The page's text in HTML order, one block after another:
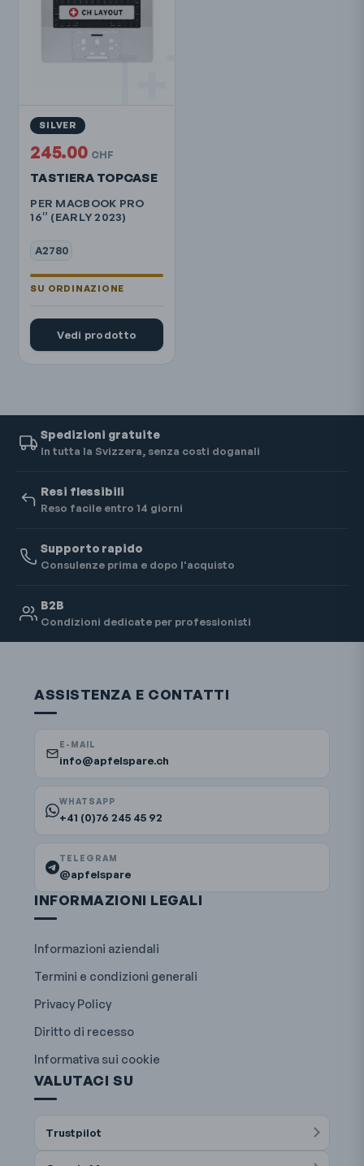
TASTIERA TOPCASE
PER MACBOOK PRO
16″ (EARLY 2023)
A2780
SILVER
245.00 CHF
Vedi prodotto
Spedizioni gratuite
In tutta la Svizzera, senza costi doganali
Resi flessibili
Reso facile entro 14 giorni
Supporto rapido
Consulenze prima e dopo l'acquisto
B2B
Condizioni dedicate per professionisti
ASSISTENZA E CONTATTI
E-MAIL
info@apfelspare.ch
WHATSAPP
+41 (0)76 245 45 92
TELEGRAM
@apfelspare
INFORMAZIONI LEGALI
Informazioni aziendali
Termini e condizioni generali
Privacy Policy
Diritto di recesso
Informativa sui cookie
VALUTACI SU
Trustpilot